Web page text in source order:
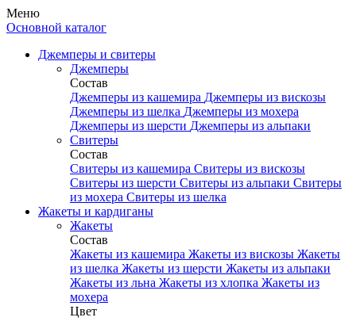
Меню
Основной каталог
Джемперы и свитеры
Джемперы
Состав
Джемперы из кашемира Джемперы из вискозы
Джемперы из шелка Джемперы из мохера
Джемперы из шерсти Джемперы из альпаки
Свитеры
Состав
Свитеры из кашемира Свитеры из вискозы
Свитеры из шерсти Свитеры из альпаки Свитеры
из мохера Свитеры из шелка
Жакеты и кардиганы
Жакеты
Состав
Жакеты из кашемира Жакеты из вискозы Жакеты
из шелка Жакеты из шерсти Жакеты из альпаки
Жакеты из льна Жакеты из хлопка Жакеты из
мохера
Цвет